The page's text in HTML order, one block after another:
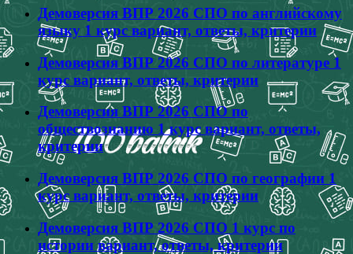
Демоверсия ВПР 2026 СПО по английскому
языку 1 курс вариант, ответы, критерии
Демоверсия ВПР 2026 СПО по литературе 1
курс вариант, ответы, критерии
Демоверсия ВПР 2026 СПО по
обществознанию 1 курс вариант, ответы,
критерии
Демоверсия ВПР 2026 СПО по географии 1
курс вариант, ответы, критерии
Демоверсия ВПР 2026 СПО 1 курс по
истории вариант, ответы, критерии